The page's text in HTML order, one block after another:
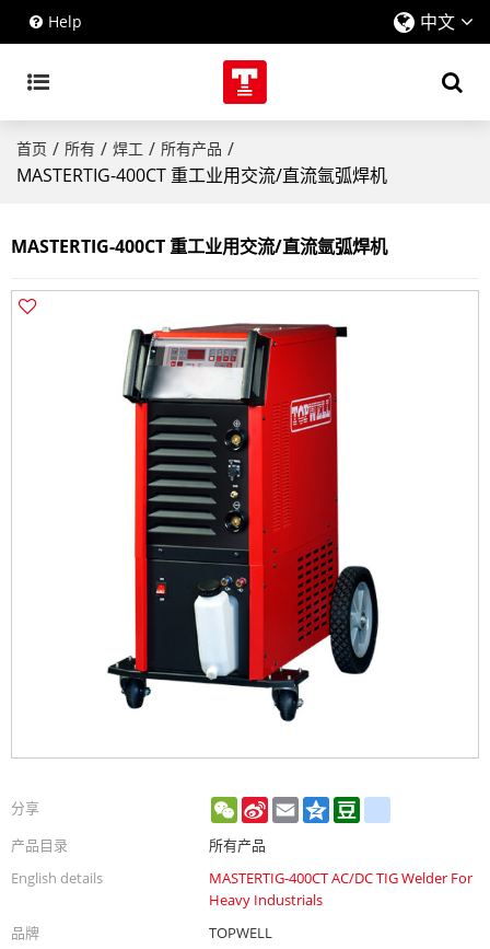
Help 中文
首页 / 所有 / 焊工 / 所有产品 /
MASTERTIG-400CT 重工业用交流/直流氩弧焊机
MASTERTIG-400CT 重工业用交流/直流氩弧焊机
分享 WeChat
Sina
Weibo
EmailQzone
产品目录
所有产品
English details
MASTERTIG-400CT AC/DC TIG Welder For
Heavy Industrials
品牌
TOPWELL